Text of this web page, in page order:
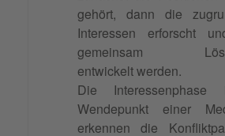
gehört, dann die
Interessen erforscht
gemeinsam
entwickelt werden.
Die
Wendepunkt einer
erkennen die